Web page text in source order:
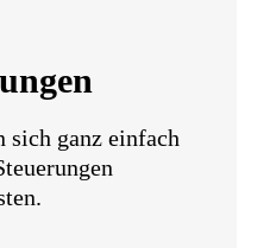
sich ganz einfach